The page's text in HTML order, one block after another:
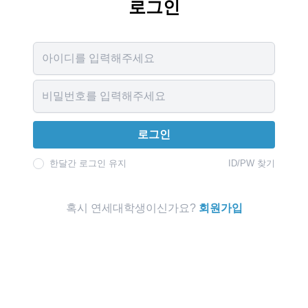
로그인
로그인
한달간 로그인 유지 ID/PW 찾기
혹시 연세대학생이신가요? 회원가입